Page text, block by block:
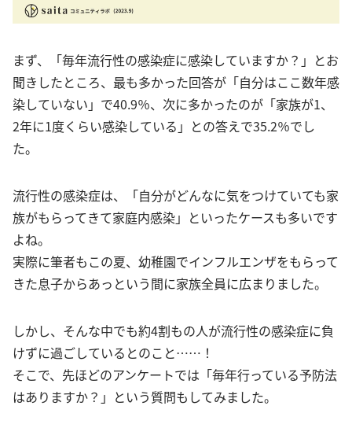
まず、「毎年流行性の感染症に感染していますか？」とお
聞きしたところ、最も多かった回答が「自分はここ数年感
染していない」で40.9％、次に多かったのが「家族が1、
2年に1度くらい感染している」との答えで35.2％でし
た。
流行性の感染症は、「自分がどんなに気をつけていても家
族がもらってきて家庭内感染」といったケースも多いです
よね。
実際に筆者もこの夏、幼稚園でインフルエンザをもらって
きた息子からあっという間に家族全員に広まりました。
しかし、そんな中でも約4割もの人が流行性の感染症に負
けずに過ごしているとのこと……！
そこで、先ほどのアンケートでは「毎年行っている予防法
はありますか？」という質問もしてみました。